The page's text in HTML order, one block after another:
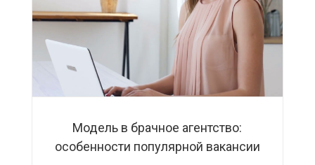
Модель в брачное агентство:
особенности популярной вакансии